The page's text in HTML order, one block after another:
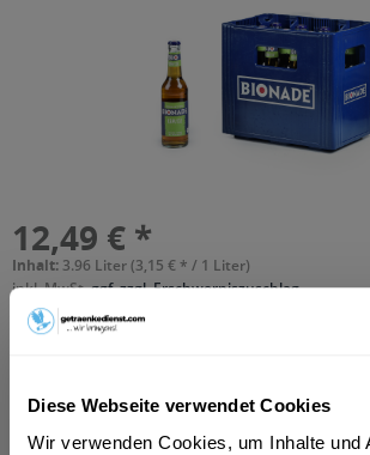
Diese Webseite verwendet Cookies
Wir verwenden Cookies, um Inhalte und
12,49 € *
Inhalt: 3.96 Liter (3,15 € * / 1 Liter)
inkl. MwSt.ggf. zzgl. Erschwerniszuschlag
Vorrätig
In den